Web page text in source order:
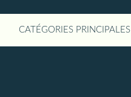
CATÉGORIES PRINCIPALES